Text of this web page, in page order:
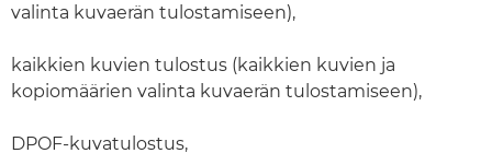
valinta kuvaerän tulostamiseen),
kaikkien kuvien tulostus (kaikkien kuvien ja
kopiomäärien valinta kuvaerän tulostamiseen),
DPOF-kuvatulostus,